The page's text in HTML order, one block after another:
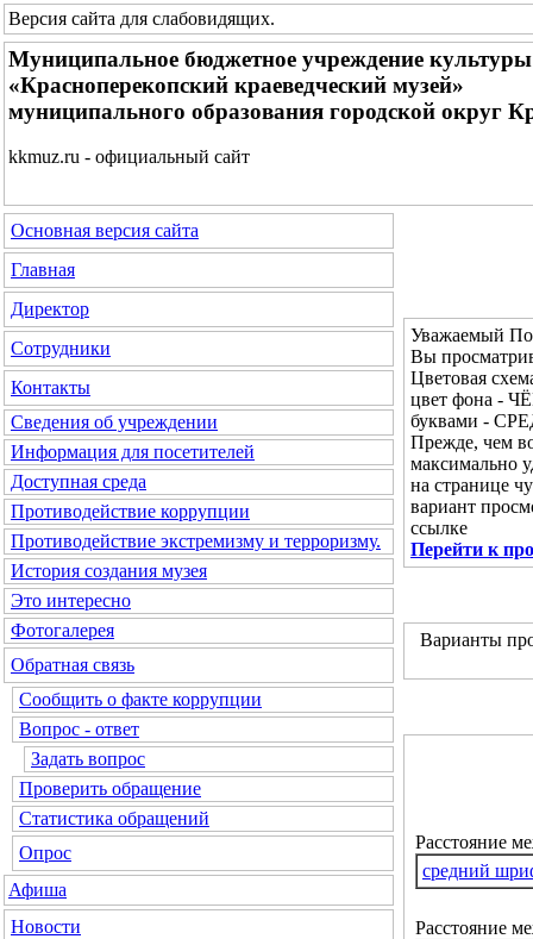
Версия сайта для слабовидящих.
Муниципальное бюджетное учреждение культуры
«Красноперекопский краеведческий музей»
муниципального образования городской округ
kkmuz.ru - официальный сайт
Основная версия сайта
Главная
Директор
Сотрудники
Контакты
Сведения об учреждении
Информация для посетителей
Доступная среда
Противодействие коррупции
Противодействие экстремизму и терроризму.
История создания музея
Это интересно
Фотогалерея
Обратная связь
Сообщить о факте коррупции
Вопрос - ответ
Задать вопрос
Проверить обращение
Статистика обращений
Опрос
Афиша
Новости
Уважаемый
Вы
Цветовая
цвет фона -
буквами -
Прежде, чем
максимально
на странице
вариант
ссылке
Перейти к
Варианты
Расстояние
средний
Расстояние